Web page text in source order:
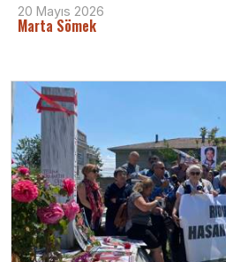
20 Mayıs 2026
Marta Sömek